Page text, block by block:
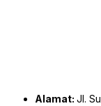
Alamat: Jl.